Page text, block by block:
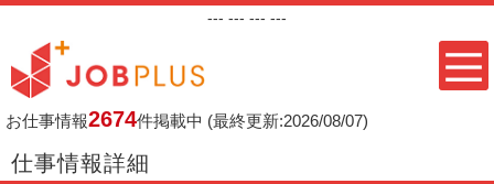
--- --- --- ---
お仕事情報2674件掲載中 (最終更新:2026/08/07)
仕事情報詳細